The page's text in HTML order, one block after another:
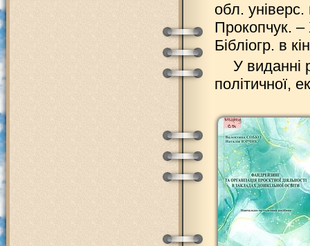
обл.
Прокопчук.
Бібліогр. в
У виданні
політичної,